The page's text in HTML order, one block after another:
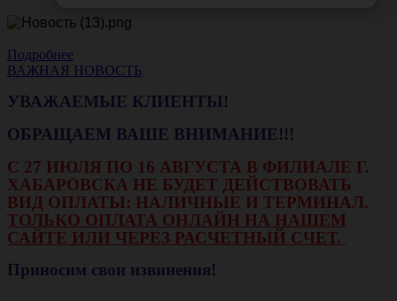
Подробнее
ВАЖНАЯ НОВОСТЬ
УВАЖАЕМЫЕ КЛИЕНТЫ!
ОБРАЩАЕМ ВАШЕ ВНИМАНИЕ!!!
С 27 ИЮЛЯ ПО 16 АВГУСТА В ФИЛИАЛЕ Г.
ХАБАРОВСКА НЕ БУДЕТ ДЕЙСТВОВАТЬ
ВИД ОПЛАТЫ: НАЛИЧНЫЕ И ТЕРМИНАЛ.
ТОЛЬКО ОПЛАТА ОНЛАЙН НА НАШЕМ
САЙТЕ ИЛИ ЧЕРЕЗ РАСЧЕТНЫЙ СЧЕТ.
Приносим свои извинения!